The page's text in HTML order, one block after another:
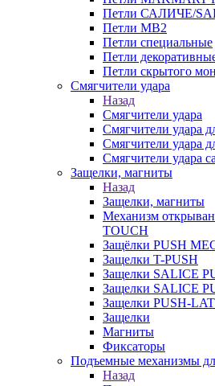
Петли САЛИЧЕ/
Петли MB2
Петли специальные
Петли
Петли скрытого
Смягчители удара
Назад
Смягчители удара
Смягчители удара
Смягчители удара
Cмягчители удара
Защелки, магниты
Назад
Защелки, магниты
Механизм
TOUCH
Защёлки PUSH
Защелки T-PUSH
Защелки SALICE
Защелки SALICE
Защелки PUSH-
Защелки
Магниты
Фиксаторы
Подъемные механизмы
Назад